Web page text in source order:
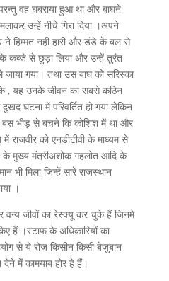
वह घबराया हुआ था और बाघने
उन्हें नीचे गिरा दिया ।अपने
ने हिम्मत नही हारी और डंडे के बल से
कब्जे से छुड़ा लिया और उन्हें तुरंत
गया। तथा उस बाघ को सरिस्का
, यह उनके जीवन का सबसे कठिन
घटना में परिवर्तित हो गया लेकिन
बस भीड़ से बचने कि कोशिश में था और
राजवीर को एनडीटीवी के माध्यम से
के मुख्य मंत्रीअशोक गहलोत आदि के
भी मिला जिन्हें सारे राजस्थान
।
जीवों का रेस्क्यू कर चुके हैं जिनमे
हैं ।स्टाफ के अधिकारियों का
से ये रोज किसीन किसी बेजुबान
में कामयाब होर हे हैं।